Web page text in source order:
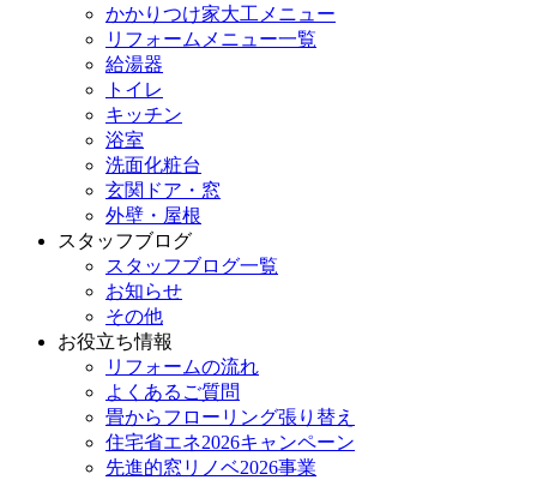
かかりつけ家大工メニュー
リフォームメニュー一覧
給湯器
トイレ
キッチン
浴室
洗面化粧台
玄関ドア・窓
外壁・屋根
スタッフブログ
スタッフブログ一覧
お知らせ
その他
お役立ち情報
リフォームの流れ
よくあるご質問
畳からフローリング張り替え
住宅省エネ2026キャンペーン
先進的窓リノベ2026事業